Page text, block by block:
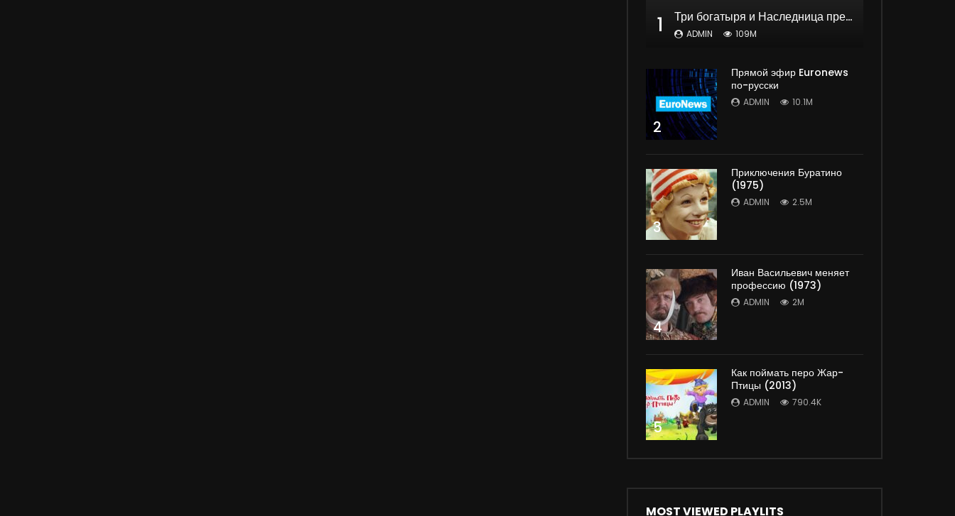
1 Три богатыря и Наследница престола | мультфильм
ADMIN 109M
2
Прямой эфир Euronews
по-русски
ADMIN 10.1M
3
Приключения Буратино
(1975)
ADMIN 2.5M
4
Иван Васильевич меняет
профессию (1973)
ADMIN 2M
5
Как поймать перо Жар-
Птицы (2013)
ADMIN 790.4K
MOST VIEWED PLAYLITS